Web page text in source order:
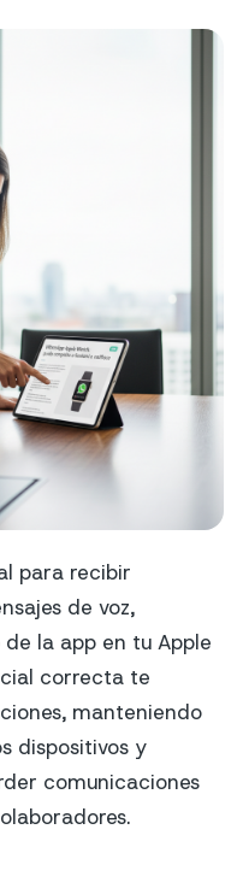
para recibir
de voz,
la app en tu Apple
correcta te
manteniendo
dispositivos y
comunicaciones